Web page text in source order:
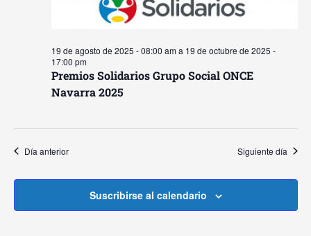
Premios Solidarios Grupo Social ONCE
Navarra 2025
19 de agosto de 2025 - 08:00 ama 19 de octubre de 2025 -
17:00 pm
Día anterior Siguiente día
Suscribirse al calendario